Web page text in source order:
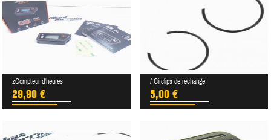
zCompteur d'heures
29,90 €
/ Circlips de rechange
5,00 €